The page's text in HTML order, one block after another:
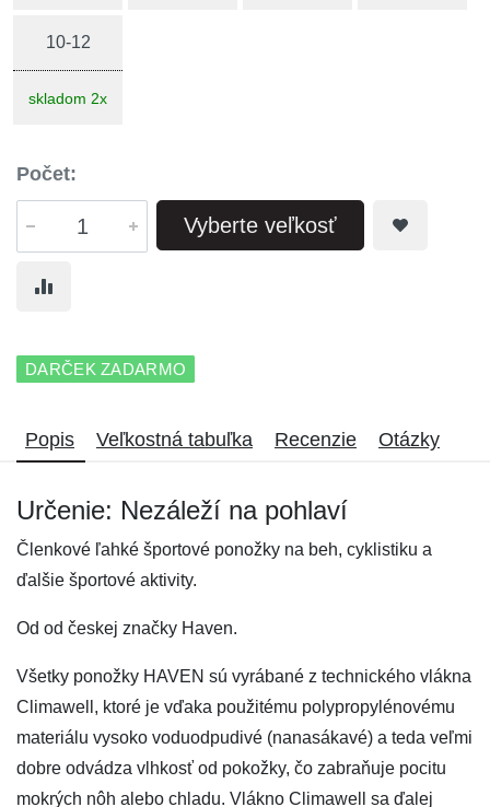
10-12
skladom 2x
Počet:
Vyberte veľkosť
DARČEK ZADARMO
Popis Veľkostná tabuľka Recenzie Otázky
Určenie: Nezáleží na pohlaví
Členkové ľahké športové ponožky na beh, cyklistiku a
ďalšie športové aktivity.
Od od českej značky Haven.
Všetky ponožky HAVEN sú vyrábané z technického vlákna
Climawell, ktoré je vďaka použitému polypropylénovému
materiálu vysoko voduodpudivé (nanasákavé) a teda veľmi
dobre odvádza vlhkosť od pokožky, čo zabraňuje pocitu
mokrých nôh alebo chladu. Vlákno Climawell sa ďalej